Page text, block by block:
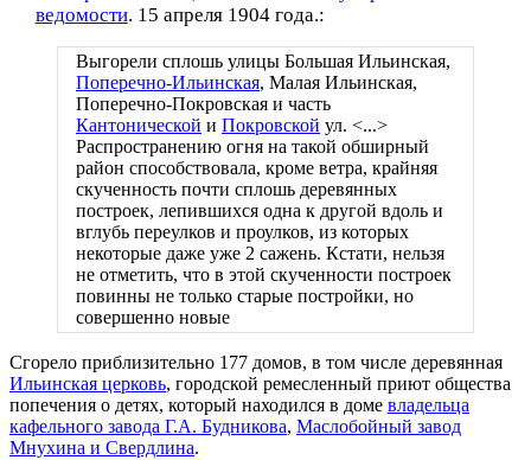
ведомости. 15 апреля 1904 года.:
Выгорели сплошь улицы Большая Ильинская,
Поперечно-Ильинская, Малая Ильинская,
Поперечно-Покровская и часть
Кантонической и Покровской ул. <...>
Распространению огня на такой обширный
район способствовала, кроме ветра, крайняя
скученность почти сплошь деревянных
построек, лепившихся одна к другой вдоль и
вглубь переулков и проулков, из которых
некоторые даже уже 2 сажень. Кстати, нельзя
не отметить, что в этой скученности построек
повинны не только старые постройки, но
совершенно новые
Сгорело приблизительно 177 домов, в том числе деревянная
Ильинская церковь, городской ремесленный приют общества
попечения о детях, который находился в доме владельца
кафельного завода Г.А. Будникова, Маслобойный завод
Мнухина и Свердлина.